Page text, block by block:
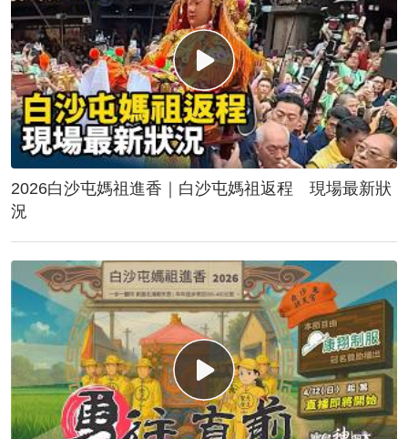
2026白沙屯媽祖進香｜白沙屯媽祖返程 現場最新狀
況